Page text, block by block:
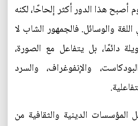
أصبح هذا الدور أكثر إلحاحًا، لكنه
والوسائل. فالجمهور الشاب لا
دائمًا، بل يتفاعل مع الصورة،
والإنفوغراف، والسرد
المؤسسات الدينية والثقافية من